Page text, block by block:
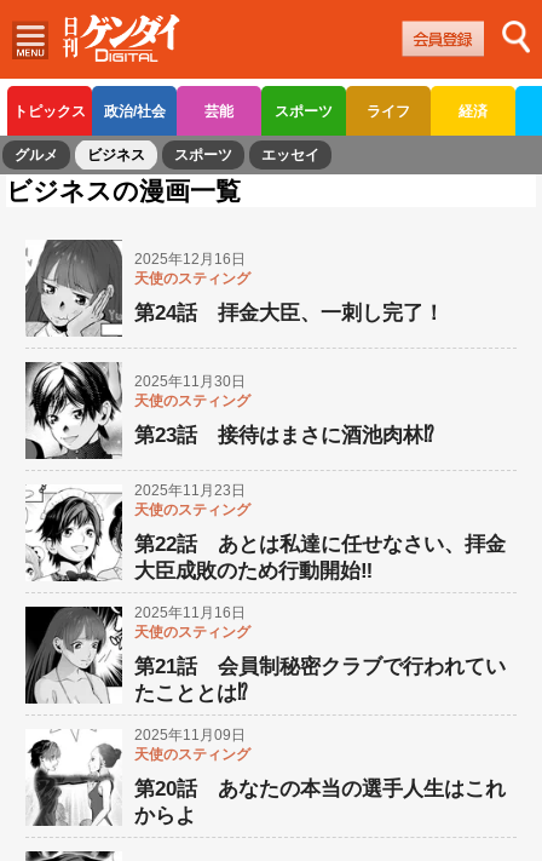
トピックス 政治/社会 芸能 スポーツ ライフ 経済
グルメ ビジネス スポーツ エッセイ
ビジネスの漫画一覧
2025年12月16日
天使のスティング
第24話 拝金大臣、一刺し完了！
2025年11月30日
天使のスティング
第23話 接待はまさに酒池肉林⁉︎
2025年11月23日
天使のスティング
第22話 あとは私達に任せなさい、拝金
大臣成敗のため行動開始‼︎
2025年11月16日
天使のスティング
第21話 会員制秘密クラブで行われてい
たこととは⁉︎
2025年11月09日
天使のスティング
第20話 あなたの本当の選手人生はこれ
からよ